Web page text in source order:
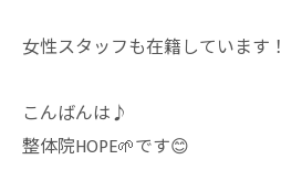
女性スタッフも在籍しています！
こんばんは♪
整体院HOPE🌱です😊